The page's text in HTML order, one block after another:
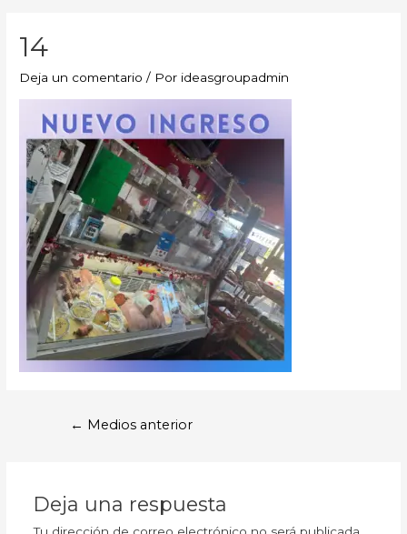
14
Deja un comentario / Por ideasgroupadmin
← Medios anterior
Deja una respuesta
Tu dirección de correo electrónico no será publicada.